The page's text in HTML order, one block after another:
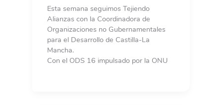
Esta semana seguimos Tejiendo
Alianzas con la Coordinadora de
Organizaciones no Gubernamentales
para el Desarrollo de Castilla-La
Mancha.
Con el ODS 16 impulsado por la ONU